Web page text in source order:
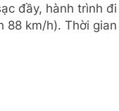
đầy, hành trình đi
88 km/h). Thời gian